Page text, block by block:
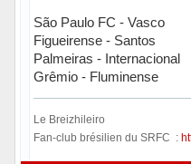
São Paulo FC - Vasco
Figueirense - Santos
Palmeiras - Internacional
Grêmio - Fluminense
Le Breizhileiro
Fan-club brésilien du SRFC :